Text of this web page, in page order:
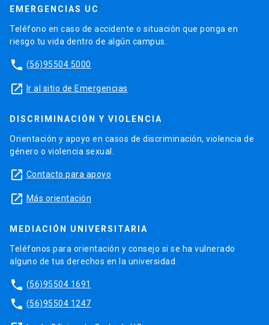
EMERGENCIAS UC
Teléfono en caso de accidente o situación que ponga en
riesgo tu vida dentro de algún campus.
phone (56)95504 5000
launch Ir al sitio de Emergencias
DISCRIMINACIÓN Y VIOLENCIA
Orientación y apoyo en casos de discriminación, violencia de
género o violencia sexual.
launch Contacto para apoyo
launch Más orientación
MEDIACIÓN UNIVERSITARIA
Teléfonos para orientación y consejo si se ha vulnerado
alguno de tus derechos en la universidad.
phone (56)95504 1691
phone (56)95504 1247